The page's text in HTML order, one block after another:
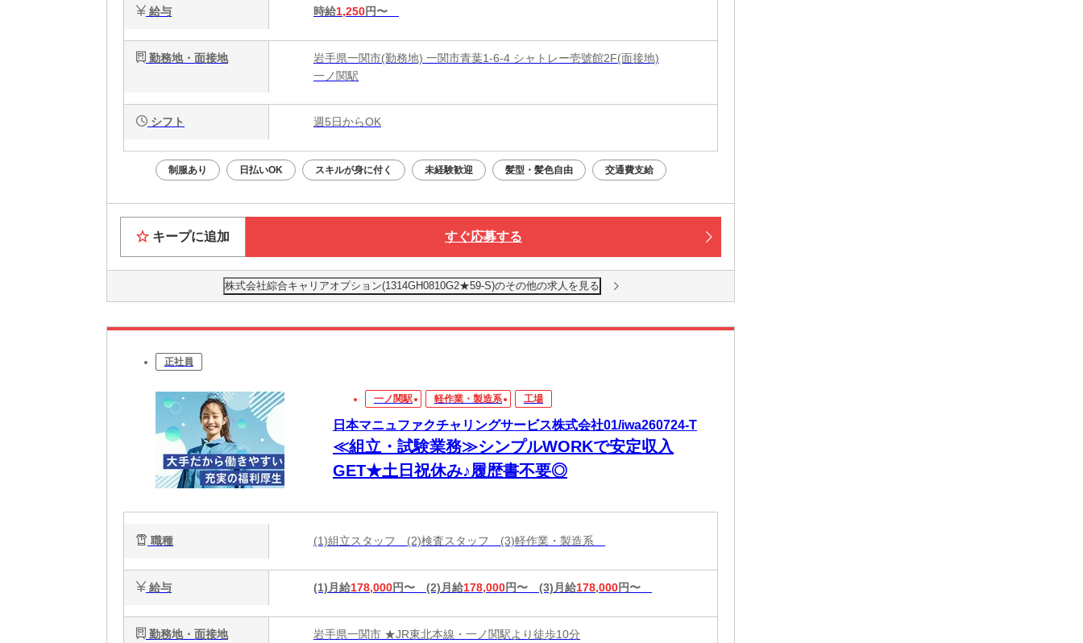
給与 時給1,250円〜
勤務地・面接地
岩手県一関市(勤務地) 一関市青葉1-6-4 シャトレー壱號館2F(面接地)
一ノ関駅
シフト 週5日からOK
制服あり 日払いOK スキルが身に付く 未経験歓迎 髪型・髪色自由 交通費支給
キープに追加 すぐ応募する
株式会社綜合キャリアオプション(1314GH0810G2★59-S)のその他の求人を見る
正社員
一ノ関駅 軽作業・製造系 工場
日本マニュファクチャリングサービス株式会社01/iwa260724-T
≪組立・試験業務≫シンプルWORKで安定収入
GET★土日祝休み♪履歴書不要◎
職種 (1)組立スタッフ (2)検査スタッフ (3)軽作業・製造系
給与 (1)月給178,000円〜 (2)月給178,000円〜 (3)月給178,000円〜
勤務地・面接地
岩手県一関市 ★JR東北本線・一ノ関駅より徒歩10分